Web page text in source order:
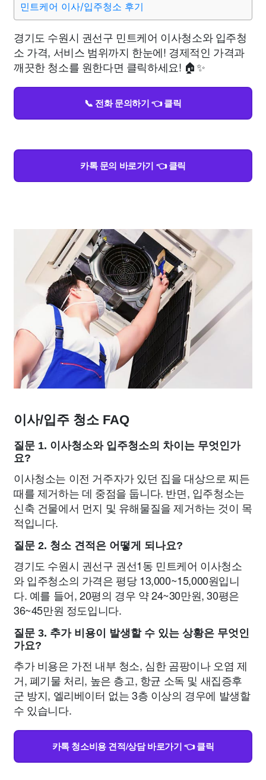
민트케어 이사/입주청소 후기
경기도 수원시 권선구 민트케어 이사청소와 입주청
소 가격, 서비스 범위까지 한눈에! 경제적인 가격과
깨끗한 청소를 원한다면 클릭하세요! 🏠✨
📞 전화 문의하기 👈 클릭
카톡 문의 바로가기 👈 클릭
이사/입주 청소 FAQ
질문 1. 이사청소와 입주청소의 차이는 무엇인가
요?
이사청소는 이전 거주자가 있던 집을 대상으로 찌든
때를 제거하는 데 중점을 둡니다. 반면, 입주청소는
신축 건물에서 먼지 및 유해물질을 제거하는 것이 목
적입니다.
질문 2. 청소 견적은 어떻게 되나요?
경기도 수원시 권선구 권선1동 민트케어 이사청소
와 입주청소의 가격은 평당 13,000~15,000원입니
다. 예를 들어, 20평의 경우 약 24~30만원, 30평은
36~45만원 정도입니다.
질문 3. 추가 비용이 발생할 수 있는 상황은 무엇인
가요?
추가 비용은 가전 내부 청소, 심한 곰팡이나 오염 제
거, 폐기물 처리, 높은 층고, 항균 소독 및 새집증후
군 방지, 엘리베이터 없는 3층 이상의 경우에 발생할
수 있습니다.
카톡 청소비용 견적/상담 바로가기 👈 클릭